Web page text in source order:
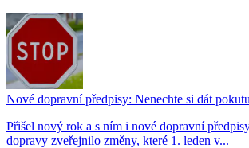
Nové dopravní předpisy: Nenechte si dát
Přišel nový rok a s ním i nové dopravní
dopravy zveřejnilo změny, které 1. leden v...